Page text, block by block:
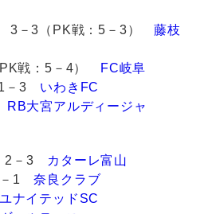
3－3（PK戦：5－3）藤枝
戦：5－4）
FC岐阜
3 いわきFC
RB大宮アルディージャ
－3
カターレ富山
1奈良クラブ
ナイテッドSC